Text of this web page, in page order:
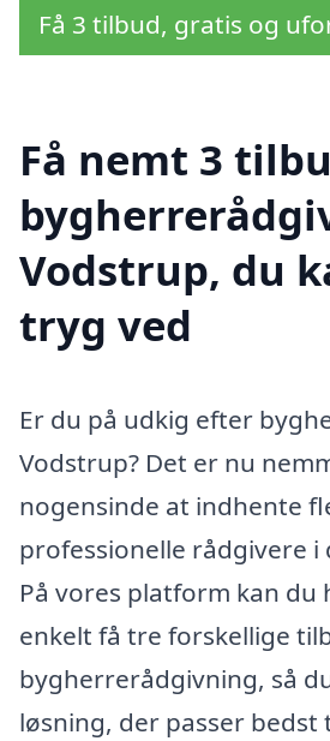
Få 3 tilbud, gratis og
Få nemt 3
Vodstrup, du
tryg ved
Er du på udkig efter
Vodstrup? Det er nu
nogensinde at indhente
professionelle rådgivere i
På vores platform kan du
enkelt få tre forskellige
bygherrerådgivning, så
løsning, der passer bedst